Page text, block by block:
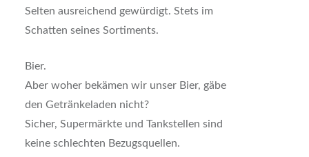
Selten ausreichend gewürdigt. Stets im
Schatten seines Sortiments.
Bier.
Aber woher bekämen wir unser Bier, gäbe
den Getränkeladen nicht?
Sicher, Supermärkte und Tankstellen sind
keine schlechten Bezugsquellen.